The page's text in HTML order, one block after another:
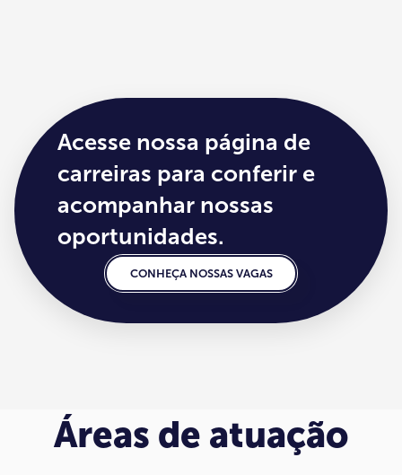
Acesse nossa página de
carreiras para conferir e
acompanhar nossas
oportunidades.
CONHEÇA NOSSAS VAGAS
Áreas de atuação